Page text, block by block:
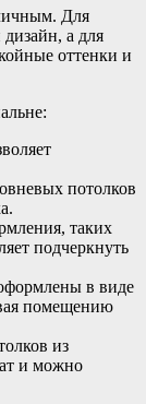
Для
а для
оттенки и
потолков
таких
подчеркнуть
в виде
помещению
из
и можно